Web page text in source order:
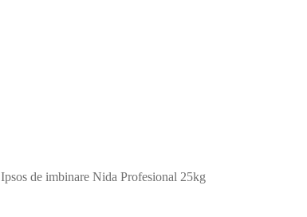
Ipsos de imbinare Nida Profesional 25kg